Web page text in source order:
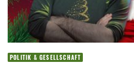
POLITIK & GESELLSCHAFT